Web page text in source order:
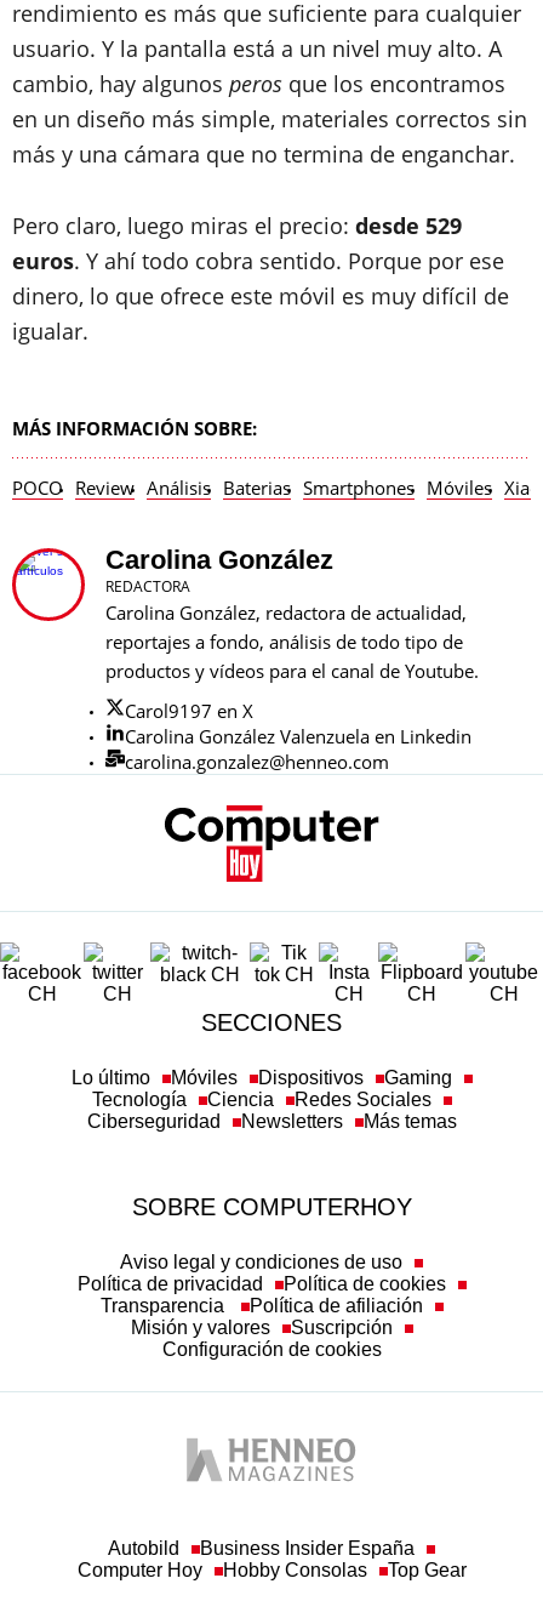
rendimiento es más que suficiente para cualquier
usuario. Y la pantalla está a un nivel muy alto. A
cambio, hay algunos peros que los encontramos
en un diseño más simple, materiales correctos sin
más y una cámara que no termina de enganchar.
Pero claro, luego miras el precio: desde 529
euros. Y ahí todo cobra sentido. Porque por ese
dinero, lo que ofrece este móvil es muy difícil de
igualar.
MÁS INFORMACIÓN SOBRE:
POCO Review Análisis Baterias Smartphones Móviles
Carolina González
REDACTORA
Carolina González, redactora de actualidad,
reportajes a fondo, análisis de todo tipo de
productos y vídeos para el canal de Youtube.
Carol9197 en X
Carolina González Valenzuela en Linkedin
carolina.gonzalez@henneo.com
SECCIONES
Lo último Móviles Dispositivos
Gaming
Tecnología
Ciencia
Redes Sociales
Ciberseguridad
Newsletters Más temas
SOBRE COMPUTERHOY
Aviso legal y condiciones de uso
Política de privacidad
Política de cookies
Transparencia
Política de afiliación
Misión y valores
Suscripción
Configuración de cookies
Autobild
Business Insider España
Computer Hoy
Hobby Consolas Top Gear